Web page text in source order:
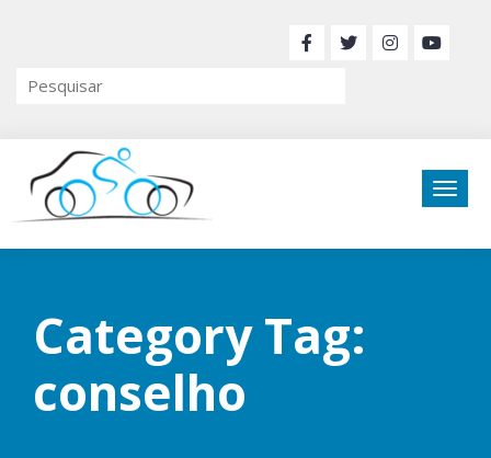
Category Tag:
conselho